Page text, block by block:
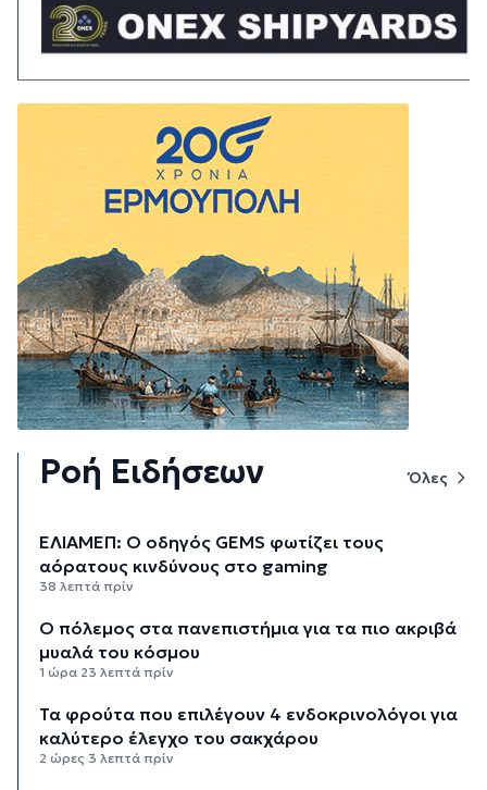
Ροή Ειδήσεων Όλες
ΕΛΙΑΜΕΠ: Ο οδηγός GEMS φωτίζει τους
αόρατους κινδύνους στο gaming
38 λεπτά πρίν
Ο πόλεμος στα πανεπιστήμια για τα πιο ακριβά
μυαλά του κόσμου
1 ώρα 23 λεπτά πρίν
Τα φρούτα που επιλέγουν 4 ενδοκρινολόγοι για
καλύτερο έλεγχο του σακχάρου
2 ώρες 3 λεπτά πρίν